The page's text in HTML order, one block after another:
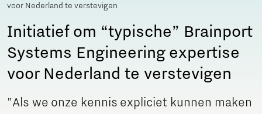
voor Nederland te verstevigen
Initiatief om “typische” Brainport
Systems Engineering expertise
voor Nederland te verstevigen
"Als we onze kennis expliciet kunnen maken